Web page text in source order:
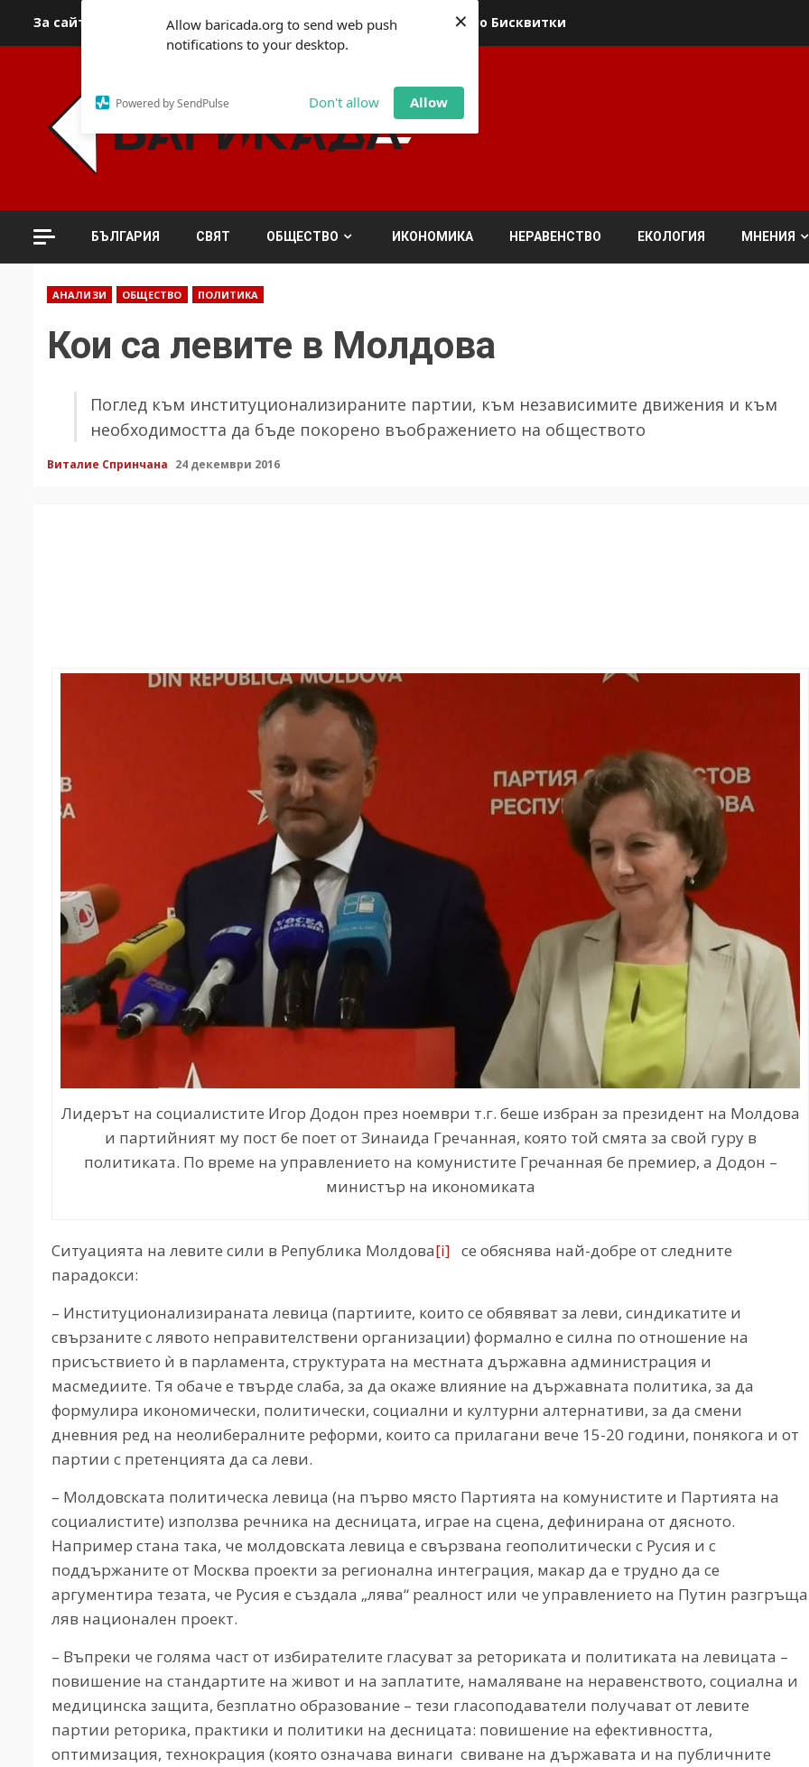
Allow baricada.org to send web push
notifications to your desktop.
Powered by SendPulse Don't allow Allow
×
За сайта За контакти За реклама Политика относно Бисквитки
БЪЛГАРИЯ СВЯТ ОБЩЕСТВО ИКОНОМИКА НЕРАВЕНСТВО ЕКОЛОГИЯ МНЕНИЯ
АНАЛИЗИ ОБЩЕСТВО ПОЛИТИКА
Кои са левите в Молдова
Поглед към институционализираните партии, към независимите движения и към
необходимостта да бъде покорено въображението на обществото
Виталие Спринчана 24 декември 2016
Лидерът на социалистите Игор Додон през ноември т.г. беше избран за президент на Молдова
и партийният му пост бе поет от Зинаида Гречанная, която той смята за свой гуру в
политиката. По време на управлението на комунистите Гречанная бе премиер, а Додон –
министър на икономиката
Ситуацията на левите сили в Република Молдова[i] се обяснява най-добре от следните
парадокси:
– Институционализираната левица (партиите, които се обявяват за леви, синдикатите и
свързаните с лявото неправителствени организации) формално е силна по отношение на
присъствието ѝ в парламента, структурата на местната държавна администрация и
масмедиите. Тя обаче е твърде слаба, за да окаже влияние на държавната политика, за да
формулира икономически, политически, социални и културни алтернативи, за да смени
дневния ред на неолибералните реформи, които са прилагани вече 15-20 години, понякога и от
партии с претенцията да са леви.
– Молдовската политическа левица (на първо място Партията на комунистите и Партията на
социалистите) използва речника на десницата, играе на сцена, дефинирана от дясното.
Например стана така, че молдовската левица е свързвана геополитически с Русия и с
поддържаните от Москва проекти за регионална интеграция, макар да е трудно да се
аргументира тезата, че Русия е създала „лява“ реалност или че управлението на Путин разгръща
ляв национален проект.
– Въпреки че голяма част от избирателите гласуват за реториката и политиката на левицата –
повишение на стандартите на живот и на заплатите, намаляване на неравенството, социална и
медицинска защита, безплатно образование – тези гласоподаватели получават от левите
партии реторика, практики и политики на десницата: повишение на ефективността,
оптимизация, технокрация (която означава винаги свиване на държавата и на публичните